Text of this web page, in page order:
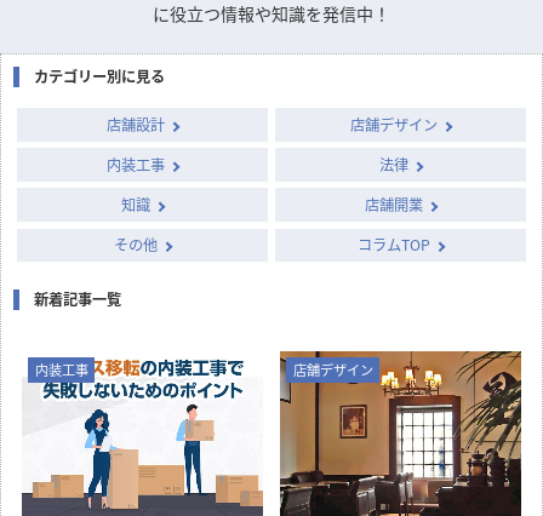
に役立つ情報や知識を発信中！
カテゴリー別に見る
店舗設計
店舗デザイン
内装工事
法律
知識
店舗開業
その他
コラムTOP
新着記事一覧
内装工事 店舗デザイン